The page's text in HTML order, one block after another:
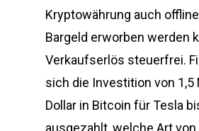
Kryptowährung auch
Bargeld erworben werden
Verkaufserlös steuerfrei.
sich die Investition von 1,5
Dollar in Bitcoin für Tesla
ausgezahlt, welche Art